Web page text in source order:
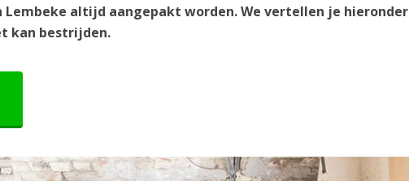
altijd aangepakt worden. We vertellen je hieronder
kan bestrijden.